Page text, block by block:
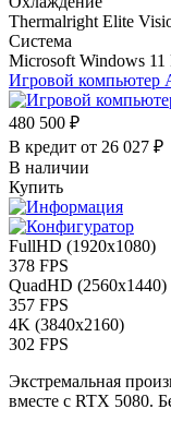
Thermalright Elite
Система
Microsoft Windows 11
Игровой компьютер
480 500 ₽
В кредит от 26 027 ₽
В наличии
Купить
FullHD (1920x1080)
378 FPS
QuadHD (2560x1440)
357 FPS
4K (3840x2160)
302 FPS
Экстремальная
вместе с RTX 5080.